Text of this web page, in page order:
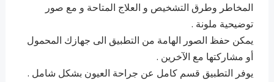
المخاطر وطرق التشخيص و العلاج المتاحة و مع صور
توضيحية ملونة .
يمكن حفظ الصور الهامة من التطبيق الى جهازك المحمول
أو مشاركتها مع الآخرين .
يوفر التطبيق قسم كامل عن جراحة العيون بشكل شامل .